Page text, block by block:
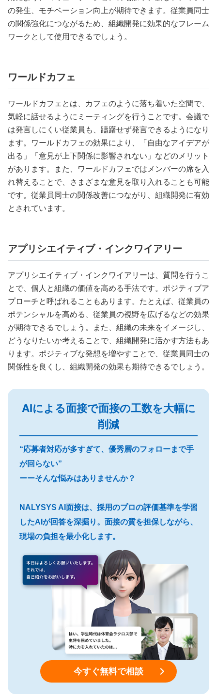
の発生、モチベーション向上が期待できます。従業員同士
の関係強化につながるため、組織開発に効果的なフレーム
ワークとして使用できるでしょう。
ワールドカフェ
ワールドカフェとは、カフェのように落ち着いた空間で、
気軽に話せるようにミーティングを行うことです。会議で
は発言しにくい従業員も、躊躇せず発言できるようになり
ます。ワールドカフェの効果により、「自由なアイデアが
出る」「意見が上下関係に影響されない」などのメリット
があります。また、ワールドカフェではメンバーの席を入
れ替えることで、さまざまな意見を取り入れることも可能
です。従業員同士の関係改善につながり、組織開発に有効
とされています。
アプリシエイティブ・インクワイアリー
アプリシエイティブ・インクワイアリーは、質問を行うこ
とで、個人と組織の価値を高める手法です。ポジティブア
プローチと呼ばれることもあります。たとえば、従業員の
ポテンシャルを高める、従業員の視野を広げるなどの効果
が期待できるでしょう。また、組織の未来をイメージし、
どうなりたいか考えることで、組織開発に活かす方法もあ
ります。ポジティブな発想を増やすことで、従業員同士の
関係性を良くし、組織開発の効果も期待できるでしょう。
AIによる面接で面接の工数を大幅に
削減
“応募者対応が多すぎて、優秀層のフォローまで手
が回らない”
ーーそんな悩みはありませんか？
NALYSYS AI面接は、採用のプロの評価基準を学習
したAIが回答を深掘り。面接の質を担保しながら、
現場の負担を最小化します。
今すぐ無料で相談